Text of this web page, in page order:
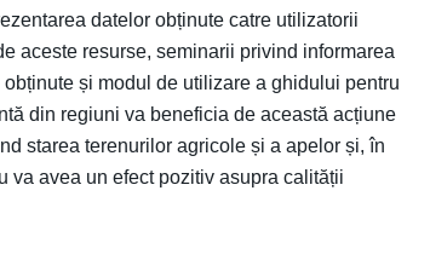
datelor obținute catre utilizatorii
aceste resurse, seminarii privind informarea
și modul de utilizare a ghidului pentru
din regiuni va beneficia de această acțiune
starea terenurilor agricole și a apelor și, în
va avea un efect pozitiv asupra calității